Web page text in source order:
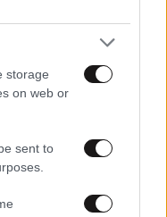
storage
on web or
sent to